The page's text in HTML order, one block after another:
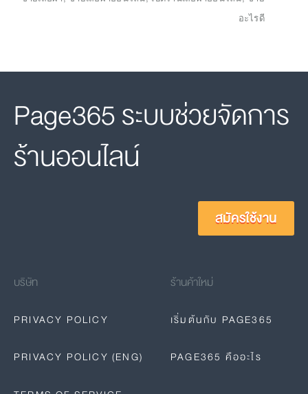
อะไรดี
Page365 ระบบช่วยจัดการ
ร้านออนไลน์
สมัครใช้งาน
บริษัท
PRIVACY POLICY
PRIVACY POLICY (ENG)
ร้านค้าใหม่
เริ่มต้นกับ PAGE365
PAGE365 คืออะไร